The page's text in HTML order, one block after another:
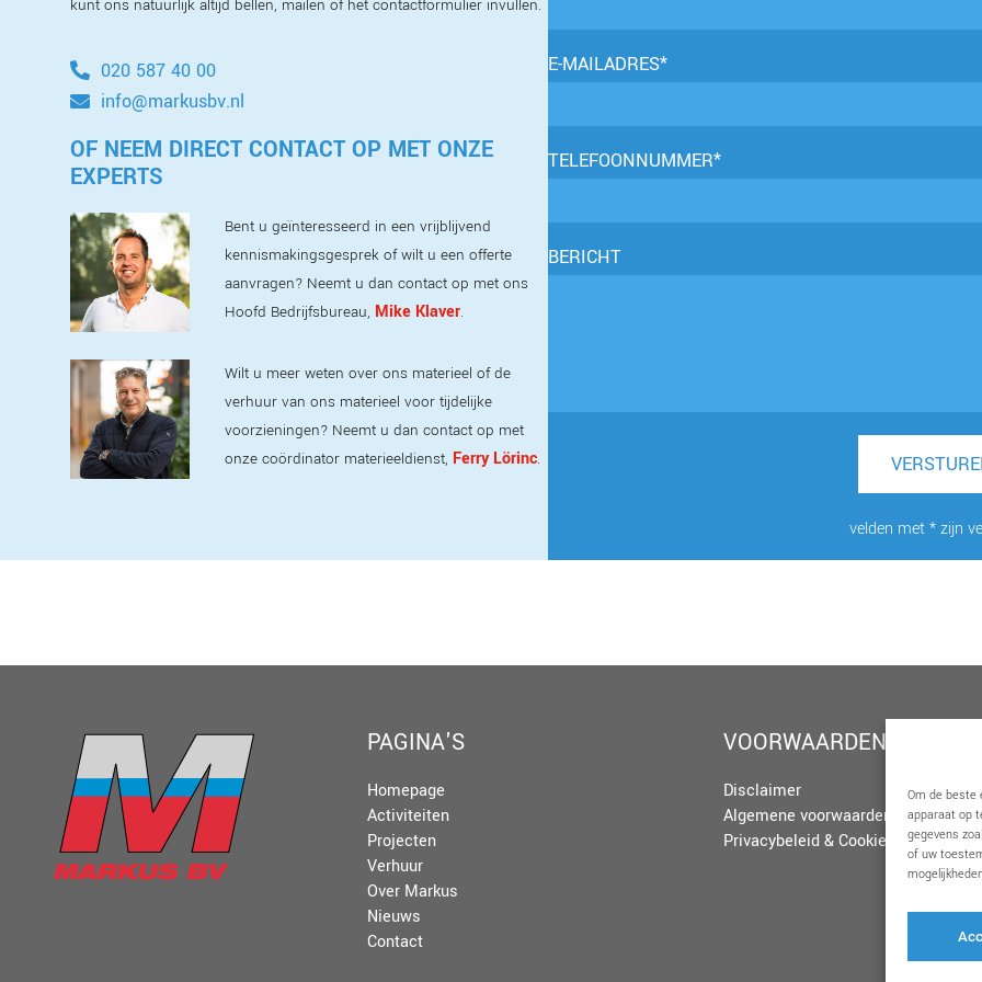
Om de beste
apparaat op
gegevens
of uw
kunt ons natuurlijk altijd bellen, mailen of het contactformulier invullen.
020 587 40 00
info@markusbv.nl
OF NEEM DIRECT CONTACT OP MET ONZE
EXPERTS
Bent u geïnteresseerd in een vrijblijvend
kennismakingsgesprek of wilt u een offerte
aanvragen? Neemt u dan contact op met ons
Hoofd Bedrijfsbureau, Mike Klaver.
Wilt u meer weten over ons materieel of de
verhuur van ons materieel voor tijdelijke
voorzieningen? Neemt u dan contact op met
onze coördinator materieeldienst, Ferry Lörinc.
E-MAILADRES*
TELEFOONNUMMER*
BERICHT
velden met * zijn
PAGINA'S
Homepage
Activiteiten
Projecten
Verhuur
Over Markus
Nieuws
Contact
VOORWAARDEN
Disclaimer
Algemene voorwaarden
Privacybeleid & Cookies